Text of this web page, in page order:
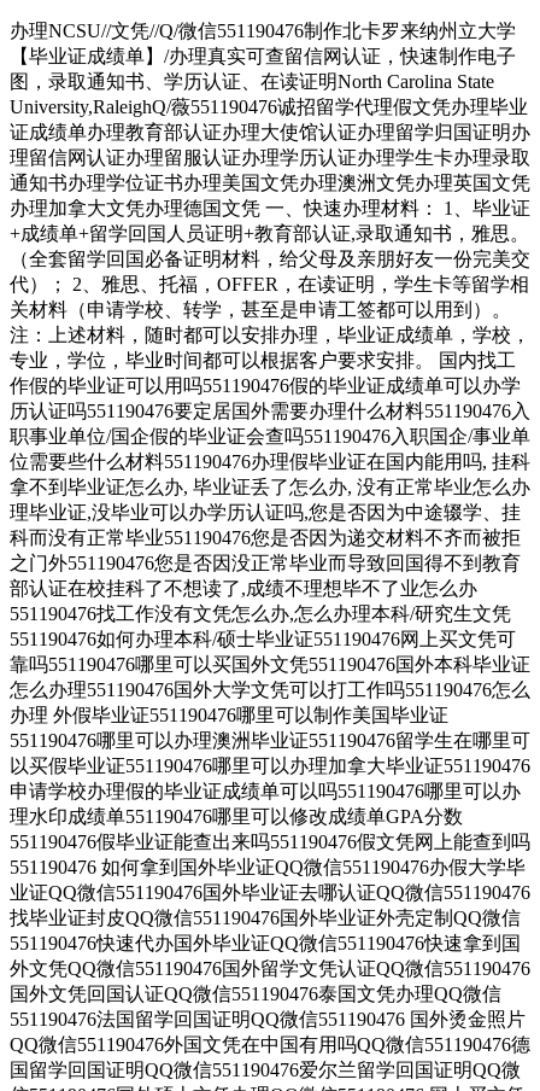
办理NCSU//文凭//Q/微信551190476制作北卡罗来纳州立大学
【毕业证成绩单】/办理真实可查留信网认证，快速制作电子
图，录取通知书、学历认证、在读证明North Carolina State
University,RaleighQ/薇551190476诚招留学代理假文凭办理毕业
证成绩单办理教育部认证办理大使馆认证办理留学归国证明办
理留信网认证办理留服认证办理学历认证办理学生卡办理录取
通知书办理学位证书办理美国文凭办理澳洲文凭办理英国文凭
办理加拿大文凭办理德国文凭 一、快速办理材料： 1、毕业证
+成绩单+留学回国人员证明+教育部认证,录取通知书，雅思。
（全套留学回国必备证明材料，给父母及亲朋好友一份完美交
代）； 2、雅思、托福，OFFER，在读证明，学生卡等留学相
关材料（申请学校、转学，甚至是申请工签都可以用到）。
注：上述材料，随时都可以安排办理，毕业证成绩单，学校，
专业，学位，毕业时间都可以根据客户要求安排。 国内找工
作假的毕业证可以用吗551190476假的毕业证成绩单可以办学
历认证吗551190476要定居国外需要办理什么材料551190476入
职事业单位/国企假的毕业证会查吗551190476入职国企/事业单
位需要些什么材料551190476办理假毕业证在国内能用吗, 挂科
拿不到毕业证怎么办, 毕业证丢了怎么办, 没有正常毕业怎么办
理毕业证,没毕业可以办学历认证吗,您是否因为中途辍学、挂
科而没有正常毕业551190476您是否因为递交材料不齐而被拒
之门外551190476您是否因没正常毕业而导致回国得不到教育
部认证在校挂科了不想读了,成绩不理想毕不了业怎么办
551190476找工作没有文凭怎么办,怎么办理本科/研究生文凭
551190476如何办理本科/硕士毕业证551190476网上买文凭可
靠吗551190476哪里可以买国外文凭551190476国外本科毕业证
怎么办理551190476国外大学文凭可以打工作吗551190476怎么
办理 外假毕业证551190476哪里可以制作美国毕业证
551190476哪里可以办理澳洲毕业证551190476留学生在哪里可
以买假毕业证551190476哪里可以办理加拿大毕业证551190476
申请学校办理假的毕业证成绩单可以吗551190476哪里可以办
理水印成绩单551190476哪里可以修改成绩单GPA分数
551190476假毕业证能查出来吗551190476假文凭网上能查到吗
551190476 如何拿到国外毕业证QQ微信551190476办假大学毕
业证QQ微信551190476国外毕业证去哪认证QQ微信551190476
找毕业证封皮QQ微信551190476国外毕业证外壳定制QQ微信
551190476快速代办国外毕业证QQ微信551190476快速拿到国
外文凭QQ微信551190476国外留学文凭认证QQ微信551190476
国外文凭回国认证QQ微信551190476泰国文凭办理QQ微信
551190476法国留学回国证明QQ微信551190476 国外烫金照片
QQ微信551190476外国文凭在中国有用吗QQ微信551190476德
国留学回国证明QQ微信551190476爱尔兰留学回国证明QQ微